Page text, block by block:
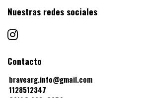
Nuestras redes sociales
Contacto
bravearg.info@gmail.com
1128512347